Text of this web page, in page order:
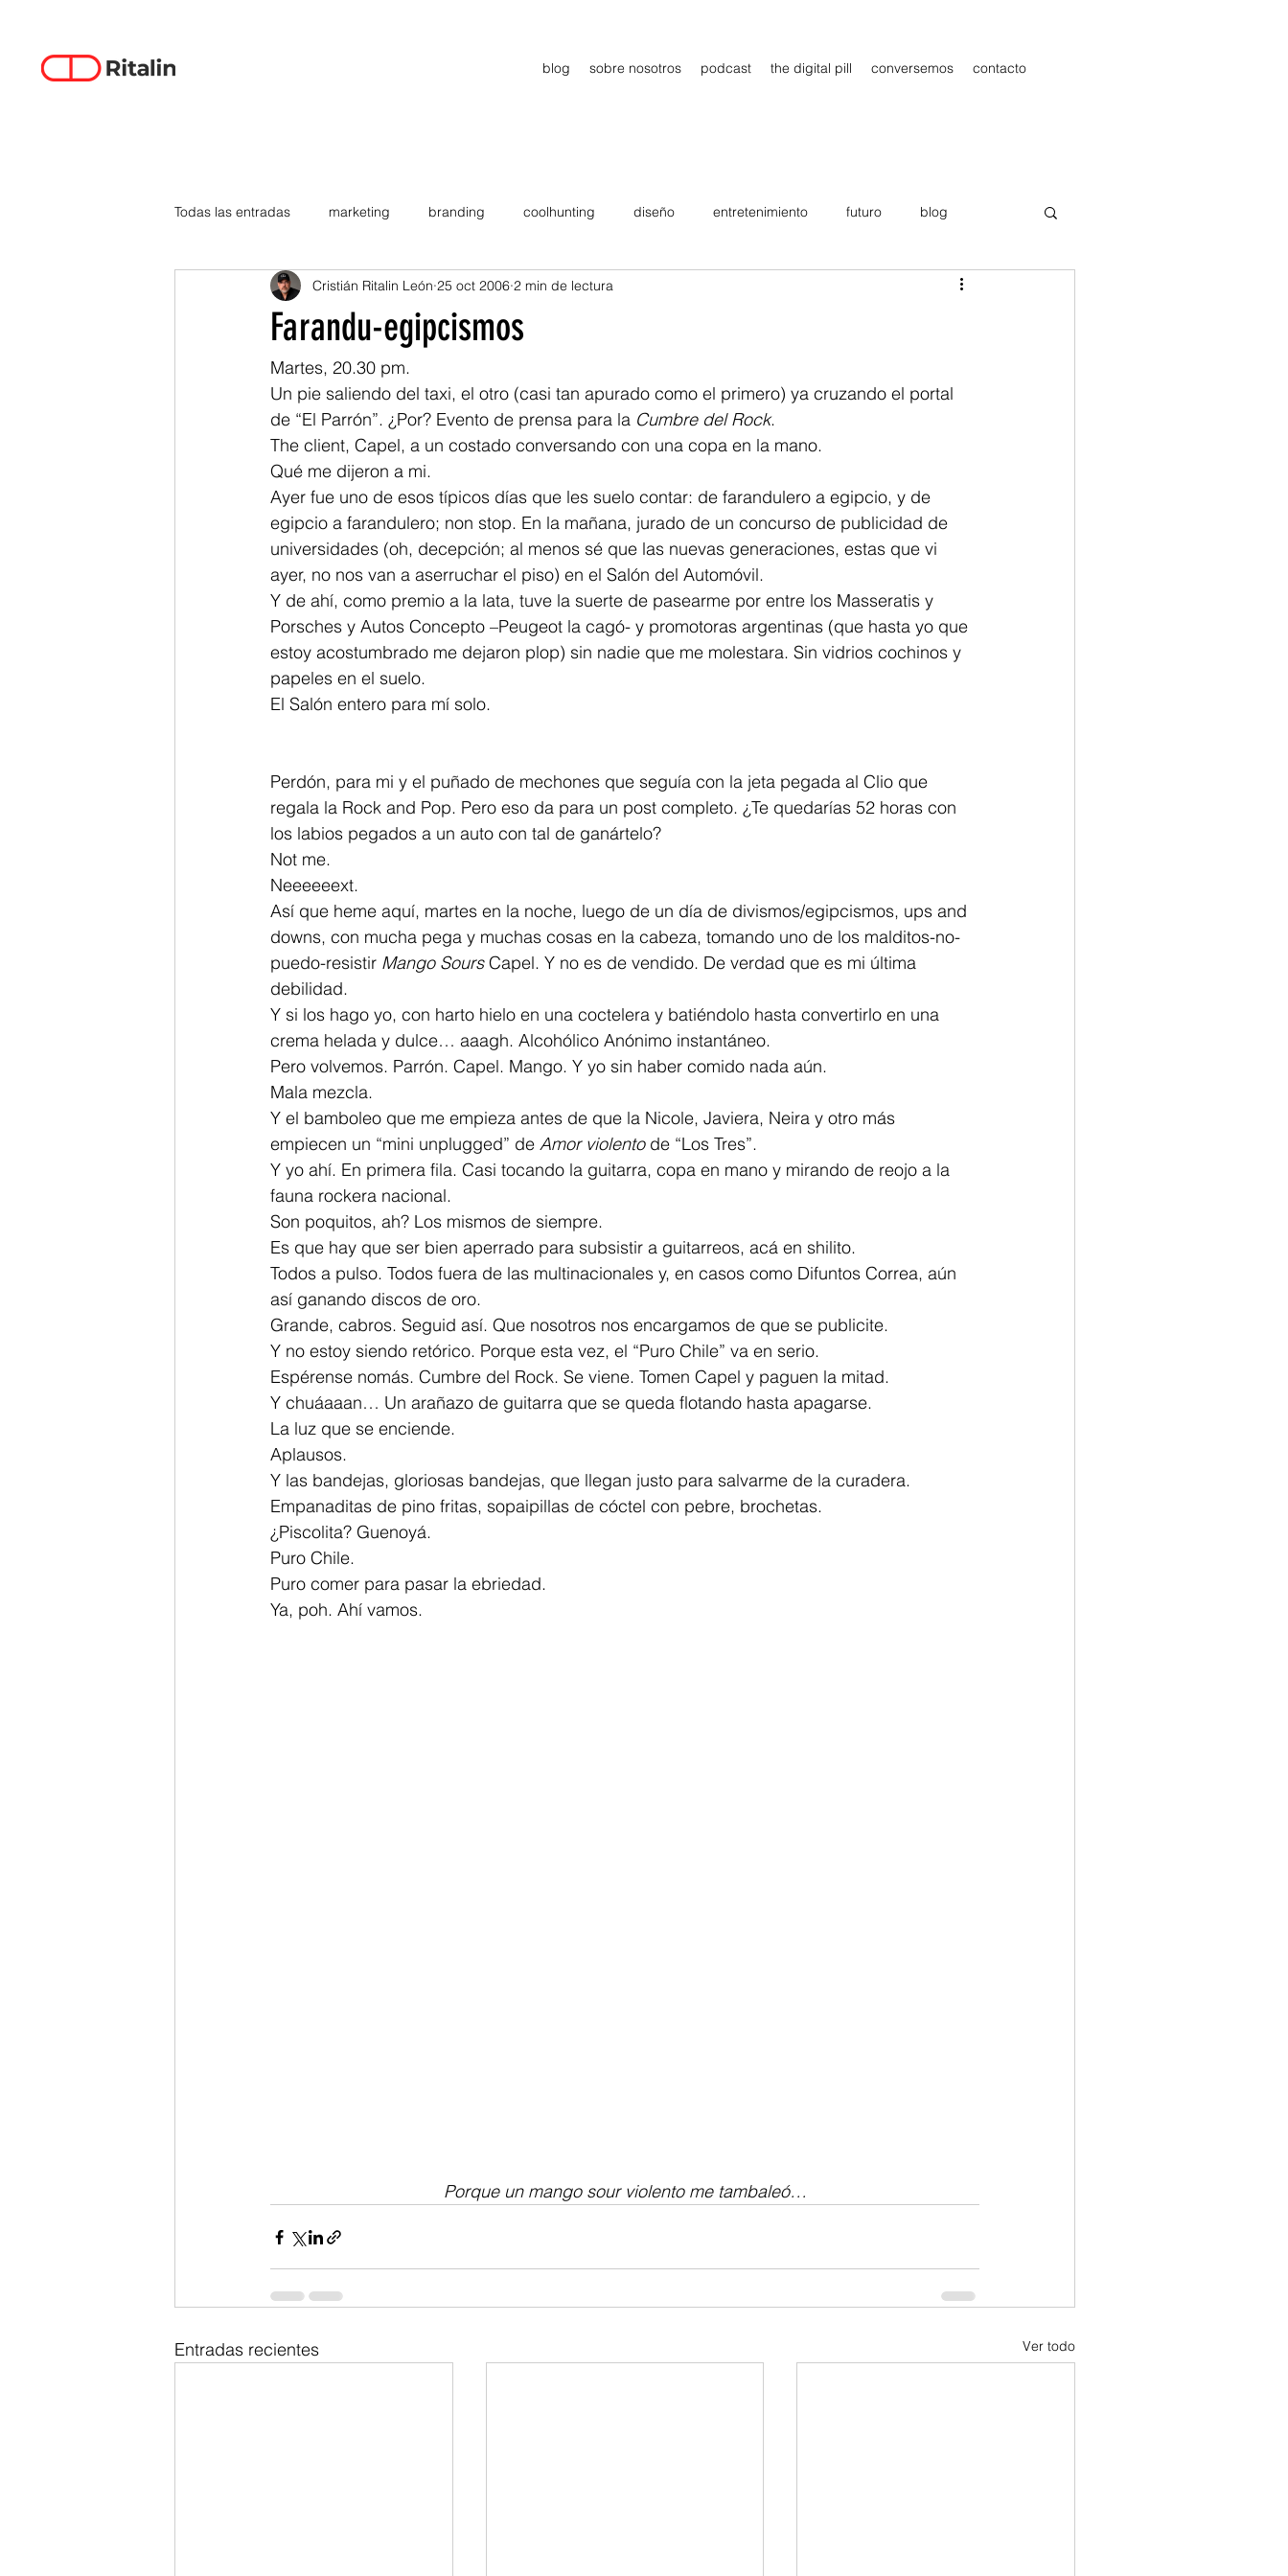
blog sobre nosotros podcast the digital pill conversemos contacto
Todas las entradas marketing branding coolhunting diseño entretenimiento futuro blog
data-driven creativity emprendimiento estrategia Publicidad
smartphones tecnología
Farandu-egipcismos
Cristián Ritalin León 25 oct 2006 2 min de lectura
Martes, 20.30 pm.
Un pie saliendo del taxi, el otro (casi tan apurado como el primero) ya cruzando el portal
de “El Parrón”. ¿Por? Evento de prensa para la Cumbre del Rock.
The client, Capel, a un costado conversando con una copa en la mano.
Qué me dijeron a mi.
Ayer fue uno de esos típicos días que les suelo contar: de farandulero a egipcio, y de
egipcio a farandulero; non stop. En la mañana, jurado de un concurso de publicidad de
universidades (oh, decepción; al menos sé que las nuevas generaciones, estas que vi
ayer, no nos van a aserruchar el piso) en el Salón del Automóvil.
Y de ahí, como premio a la lata, tuve la suerte de pasearme por entre los Masseratis y
Porsches y Autos Concepto –Peugeot la cagó- y promotoras argentinas (que hasta yo que
estoy acostumbrado me dejaron plop) sin nadie que me molestara. Sin vidrios cochinos y
papeles en el suelo.
El Salón entero para mí solo.
Perdón, para mi y el puñado de mechones que seguía con la jeta pegada al Clio que
regala la Rock and Pop. Pero eso da para un post completo. ¿Te quedarías 52 horas con
los labios pegados a un auto con tal de ganártelo?
Not me.
Neeeeeext.
Así que heme aquí, martes en la noche, luego de un día de divismos/egipcismos, ups and
downs, con mucha pega y muchas cosas en la cabeza, tomando uno de los malditos-no-
puedo-resistir Mango Sours Capel. Y no es de vendido. De verdad que es mi última
debilidad.
Y si los hago yo, con harto hielo en una coctelera y batiéndolo hasta convertirlo en una
crema helada y dulce… aaagh. Alcohólico Anónimo instantáneo.
Pero volvemos. Parrón. Capel. Mango. Y yo sin haber comido nada aún.
Mala mezcla.
Y el bamboleo que me empieza antes de que la Nicole, Javiera, Neira y otro más
empiecen un “mini unplugged” de Amor violento de “Los Tres”.
Y yo ahí. En primera fila. Casi tocando la guitarra, copa en mano y mirando de reojo a la
fauna rockera nacional.
Son poquitos, ah? Los mismos de siempre.
Es que hay que ser bien aperrado para subsistir a guitarreos, acá en shilito.
Todos a pulso. Todos fuera de las multinacionales y, en casos como Difuntos Correa, aún
así ganando discos de oro.
Grande, cabros. Seguid así. Que nosotros nos encargamos de que se publicite.
Y no estoy siendo retórico. Porque esta vez, el “Puro Chile” va en serio.
Espérense nomás. Cumbre del Rock. Se viene. Tomen Capel y paguen la mitad.
Y chuáaaan… Un arañazo de guitarra que se queda flotando hasta apagarse.
La luz que se enciende.
Aplausos.
Y las bandejas, gloriosas bandejas, que llegan justo para salvarme de la curadera.
Empanaditas de pino fritas, sopaipillas de cóctel con pebre, brochetas.
¿Piscolita? Guenoyá.
Puro Chile.
Puro comer para pasar la ebriedad.
Ya, poh. Ahí vamos.
Porque un mango sour violento me tambaleó…
Entradas recientes Ver todo